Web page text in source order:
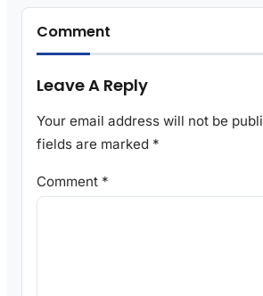
Comment
Leave A Reply
Your email address will not be
fields are marked *
Comment *